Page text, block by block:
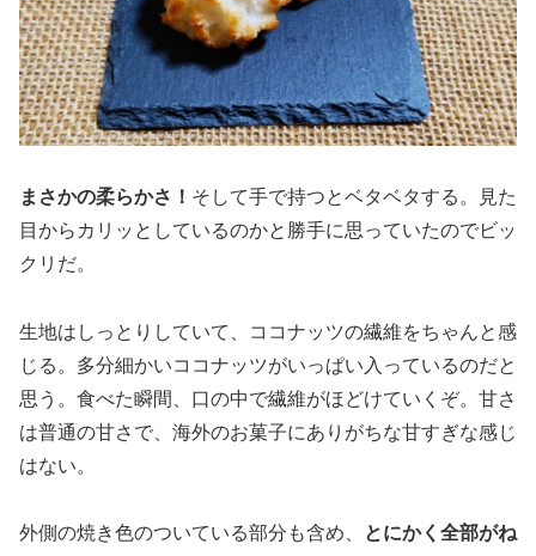
まさかの柔らかさ ！ そして手で持つとベタベタする。見た
目からカリッとしているのかと勝手に思っていたのでビッ
クリだ。
生地はしっとりしていて、ココナッツの繊維をちゃんと感
じる。多分細かいココナッツがいっぱい入っているのだと
思う。食べた瞬間、口の中で繊維がほどけていくぞ。甘さ
は普通の甘さで、海外のお菓子にありがちな甘すぎな感じ
はない。
外側の焼き色のついている部分も含め、 とにかく全部がね